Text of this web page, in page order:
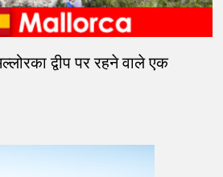
द्वीप पर रहने वाले एक